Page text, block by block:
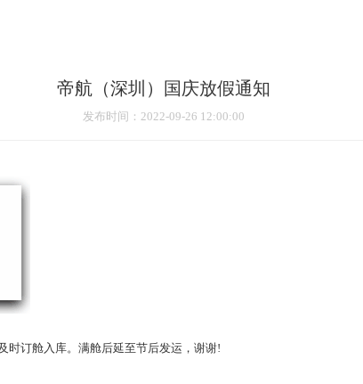
帝航（深圳）国庆放假通知
发布时间 ：2022-09-26 12:00:00
时订舱入库。满舱后延至节后发运，谢谢!